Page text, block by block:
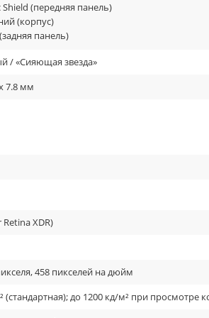
тепловых характеристик,
и частотой обновления 60 Гц., которая
Ceramic Shield, которое максимально
Shield (передняя панель)
(корпус)
панель)
/ «Сияющая звезда»
7.8 мм
Retina XDR)
458 пикселей на дюйм
(стандартная); до 1200 кд/м² при просмотре